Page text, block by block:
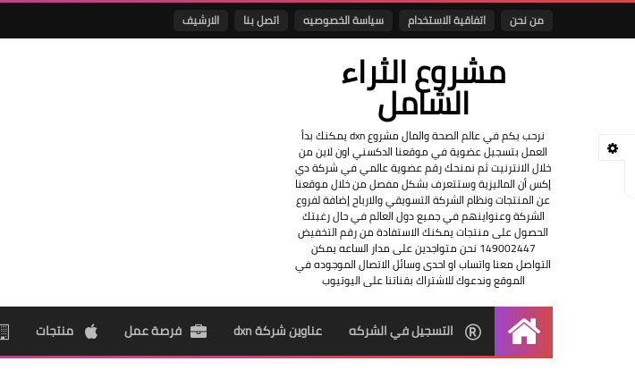
من نحن اتفاقية الاستخدام سياسة الخصوصيه اتصل بنا الارشيف
مشروع الثراء
الشامل
نرحب بكم في عالم الصحة والمال مشروع dxn يمكنك بدأ
العمل بتسجيل عضوية في موقعنا الدكسني اون لاين من
خلال الانترنيت ثم نمنحك رقم عضوية عالمي في شركة دي
إكس أن الماليزية وستتعرف بشكل مفصل من خلال موقعنا
عن المنتجات ونظام الشركة التسويقي والارباح إضافة لفروع
الشركة وعنواينهم في جميع دول العالم في حال رغبتك
الحصول على منتجات يمكنك الاستفادة من رقم التخفيض
149002447 نحن متواجدين على مدار الساعه يمكن
التواصل معنا واتساب او احدى وسائل الاتصال الموجوده في
الموقع وندعوك للاشتراك بقناتنا على اليوتيوب
الرئيسيةالتسجيل في الشركه عناوين شركة dxn فرصة عمل منتجات